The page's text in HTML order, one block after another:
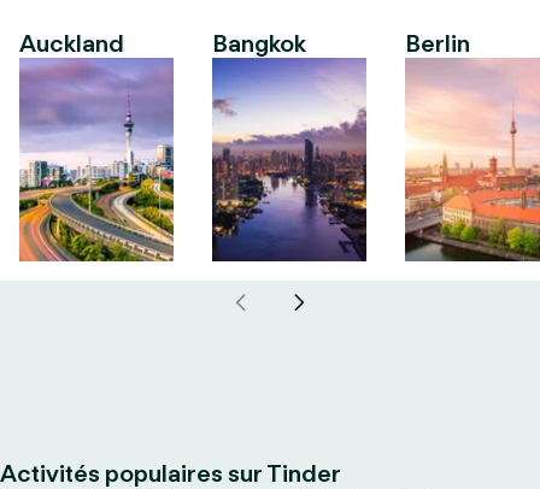
Auckland Bangkok Berlin
Activités populaires sur Tinder